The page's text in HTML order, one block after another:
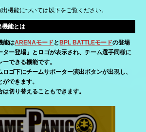
機能については以下をご覧ください。
機能とは
能はARENAモード とBPL BATTLEモードの登場
ター登場」とロゴが表示され、チーム選手同様に
できる機能です。
ゴ下にチームサポーター演出ボタンが出現し、
できます。
切り替えることもできます。